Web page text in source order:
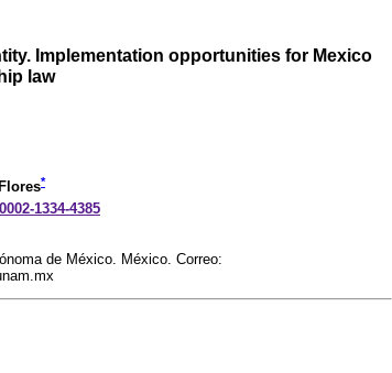
Implementation opportunities for Mexico
law
*
1334-4385
de México. México. Correo: